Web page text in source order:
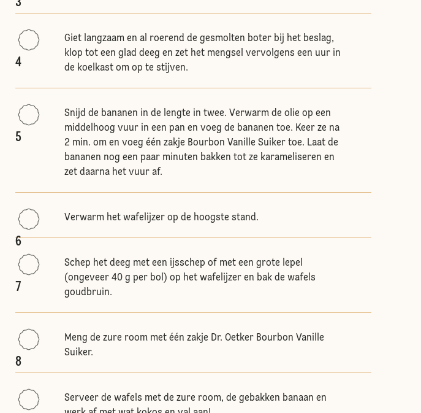
4
Giet langzaam en al roerend de gesmolten boter bij het beslag,
klop tot een glad deeg en zet het mengsel vervolgens een uur in
de koelkast om op te stijven.
5
Snijd de bananen in de lengte in twee. Verwarm de olie op een
middelhoog vuur in een pan en voeg de bananen toe. Keer ze na
2 min. om en voeg één zakje Bourbon Vanille Suiker toe. Laat de
bananen nog een paar minuten bakken tot ze karameliseren en
zet daarna het vuur af.
6
Verwarm het wafelijzer op de hoogste stand.
7
Schep het deeg met een ijsschep of met een grote lepel
(ongeveer 40 g per bol) op het wafelijzer en bak de wafels
goudbruin.
8
Meng de zure room met één zakje Dr. Oetker Bourbon Vanille
Suiker.
Serveer de wafels met de zure room, de gebakken banaan en